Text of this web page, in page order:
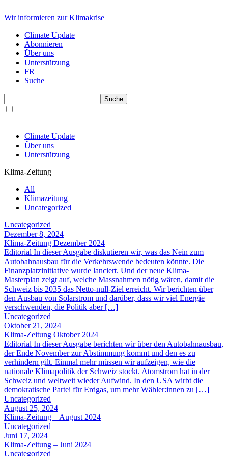
Wir informieren zur Klimakrise
Climate Update
Abonnieren
Über uns
Unterstützung
FR
Suche
Climate Update
Über uns
Unterstützung
Klima-Zeitung
All
Klimazeitung
Uncategorized
Uncategorized
Dezember 8, 2024
Klima-Zeitung Dezember 2024
Editorial In dieser Ausgabe diskutieren wir, was das Nein zum
Autobahnausbau für die Verkehrswende bedeuten könnte. Die
Finanzplatzinitiative wurde lanciert. Und der neue Klima-
Masterplan zeigt auf, welche Massnahmen nötig wären, damit die
Schweiz bis 2035 das Netto-null-Ziel erreicht. Wir berichten über
den Ausbau von Solarstrom und darüber, dass wir viel Energie
verschwenden, die Politik aber […]
Uncategorized
Oktober 21, 2024
Klima-Zeitung Oktober 2024
Editorial In dieser Ausgabe berichten wir über den Autobahnausbau,
der Ende November zur Abstimmung kommt und den es zu
verhindern gilt. Einmal mehr müssen wir aufzeigen, wie die
nationale Klimapolitik der Schweiz stockt. Atomstrom hat in der
Schweiz und weltweit wieder Aufwind. In den USA wirbt die
demokratische Partei für Erdgas, um mehr Wähler:innen zu […]
Uncategorized
August 25, 2024
Klima-Zeitung – August 2024
Uncategorized
Juni 17, 2024
Klima-Zeitung – Juni 2024
Uncategorized